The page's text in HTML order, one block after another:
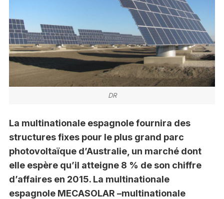
DR
La multinationale espagnole fournira des
structures fixes pour le plus grand parc
photovoltaïque d’Australie, un marché dont
elle espère qu’il atteigne 8 % de son chiffre
d’affaires en 2015. La multinationale
espagnole MECASOLAR –multinationale